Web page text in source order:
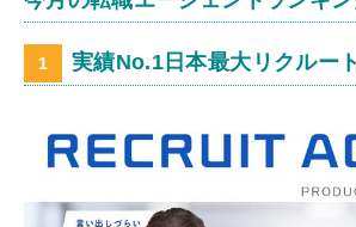
実績No.1日本最大リクルー